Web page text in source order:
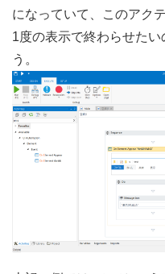
になっていて、このアク
1度の表示で終わらせた
う。